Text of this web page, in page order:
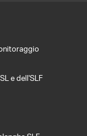
e dell'SLF